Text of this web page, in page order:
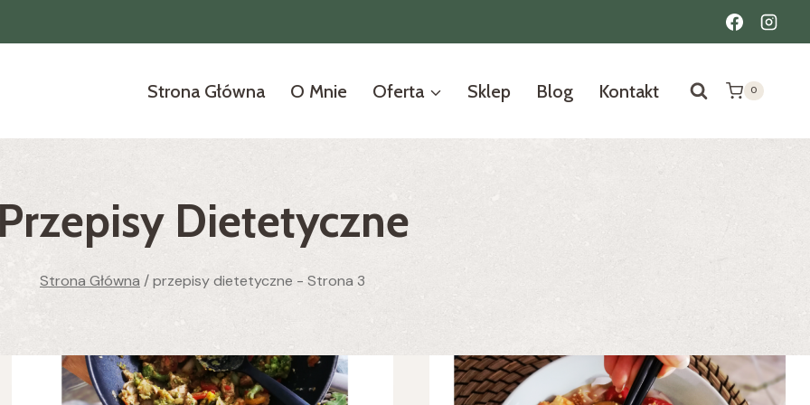
Strona Główna O Mnie Oferta Sklep Blog Kontakt 0
Przepisy Dietetyczne
Strona Główna /przepisy dietetyczne - Strona 3